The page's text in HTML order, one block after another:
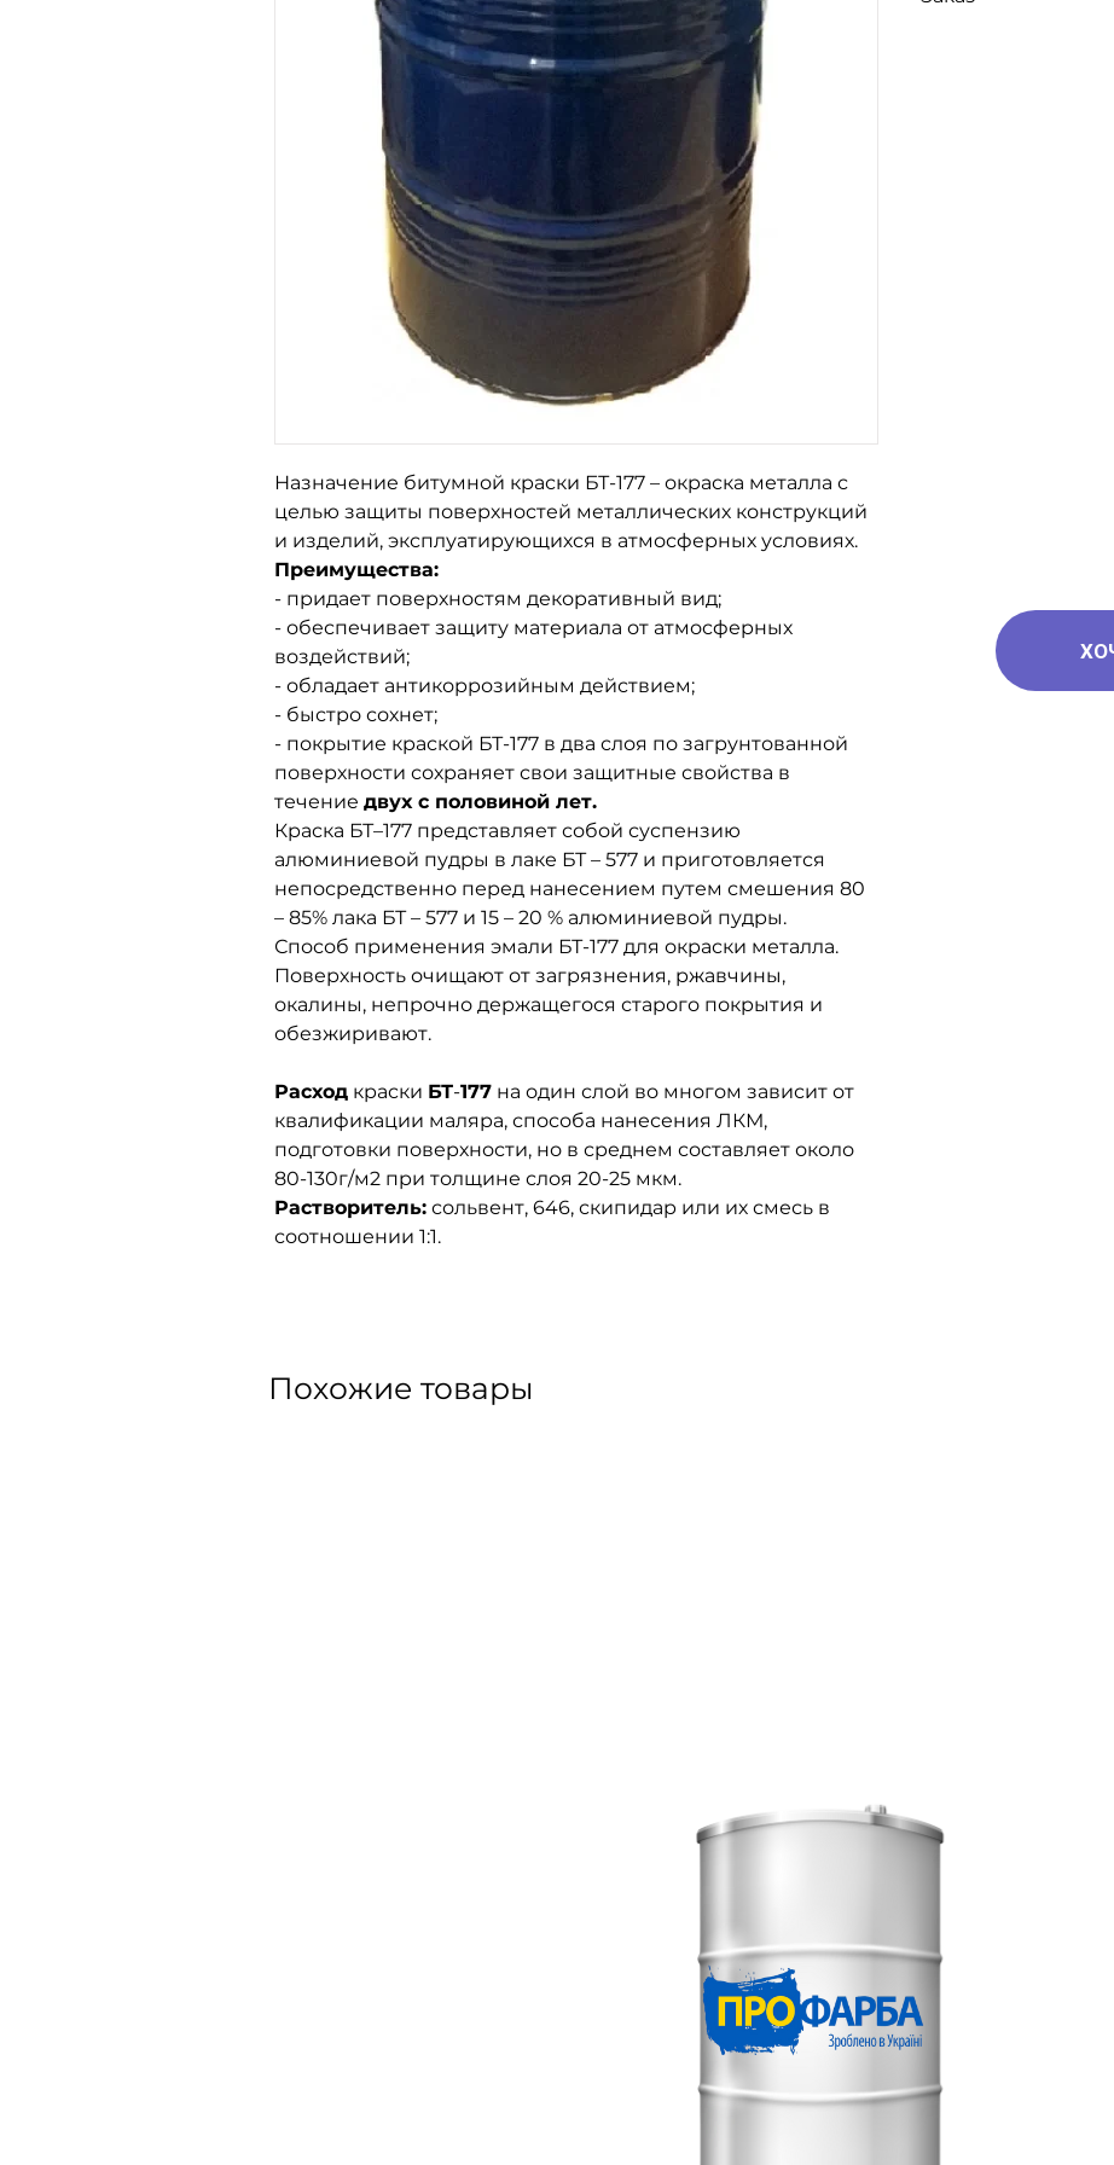
Назначение битумной краски БТ-177 – окраска металла с
целью защиты поверхностей металлических конструкций
и изделий, эксплуатирующихся в атмосферных условиях.
Преимущества:
- придает поверхностям декоративный вид;
- обеспечивает защиту материала от атмосферных
воздействий;
- обладает антикоррозийным действием;
- быстро сохнет;
- покрытие краской БТ-177 в два слоя по загрунтованной
поверхности сохраняет свои защитные свойства в
течение двух с половиной лет.
Краска БТ–177 представляет собой суспензию
алюминиевой пудры в лаке БТ – 577 и приготовляется
непосредственно перед нанесением путем смешения 80
– 85% лака БТ – 577 и 15 – 20 % алюминиевой пудры.
Способ применения эмали БТ-177 для окраски металла.
Поверхность очищают от загрязнения, ржавчины,
окалины, непрочно держащегося старого покрытия и
обезжиривают.
Расход краски БТ-177 на один слой во многом зависит от
квалификации маляра, способа нанесения ЛКМ,
подготовки поверхности, но в среднем составляет около
80-130г/м2 при толщине слоя 20-25 мкм.
Растворитель: сольвент, 646, скипидар или их смесь в
соотношении 1:1.
Похожие товары